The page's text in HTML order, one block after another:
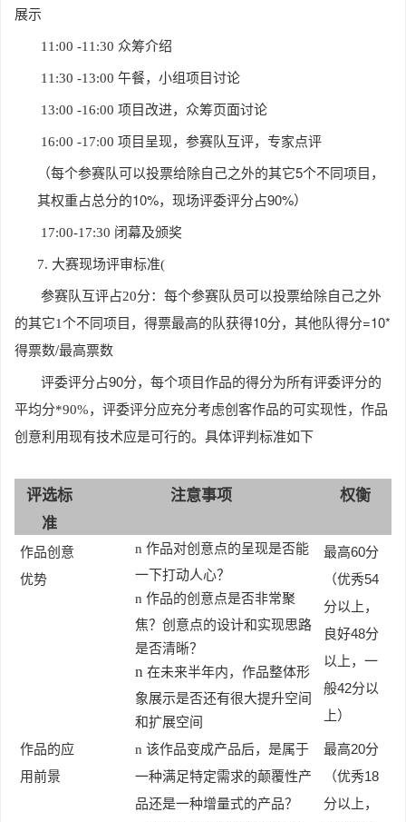
展示
11:00 -11:30 众筹介绍
11:30 -13:00 午餐，小组项目讨论
13:00 -16:00 项目改进，众筹页面讨论
16:00 -17:00 项目呈现，参赛队互评，专家点评
（每个参赛队可以投票给除自己之外的其它5个不同项目，
其权重占总分的10%，现场评委评分占90%）
17:00-17:30 闭幕及颁奖
7. 大赛现场评审标准(
参赛队互评占20分：每个参赛队员可以投票给除自己之外
的其它1个不同项目，得票最高的队获得10分，其他队得分=10*
得票数/最高票数
评委评分占90分，每个项目作品的得分为所有评委评分的
平均分*90%，评委评分应充分考虑创客作品的可实现性，作品
创意利用现有技术应是可行的。具体评判标准如下
评选标
准
注意事项 权衡
作品创意
优势
n 作品对创意点的呈现是否能
一下打动人心？
n 作品的创意点是否非常聚
焦？创意点的设计和实现思路
是否清晰？
n 在未来半年内，作品整体形
象展示是否还有很大提升空间
和扩展空间
最高60分
（优秀54
分以上，
良好48分
以上，一
般42分以
上）
作品的应
用前景
n 该作品变成产品后，是属于
一种满足特定需求的颠覆性产
品还是一种增量式的产品？
最高20分
（优秀18
分以上，